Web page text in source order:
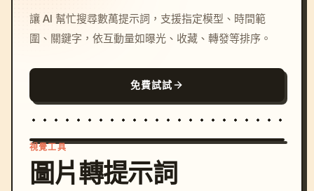
讓 AI 幫忙搜尋數萬提示詞，支援指定模型、時間範
圍、關鍵字，依互動量如曝光、收藏、轉發等排序。
免費試試
視覺工具
圖片轉提示詞